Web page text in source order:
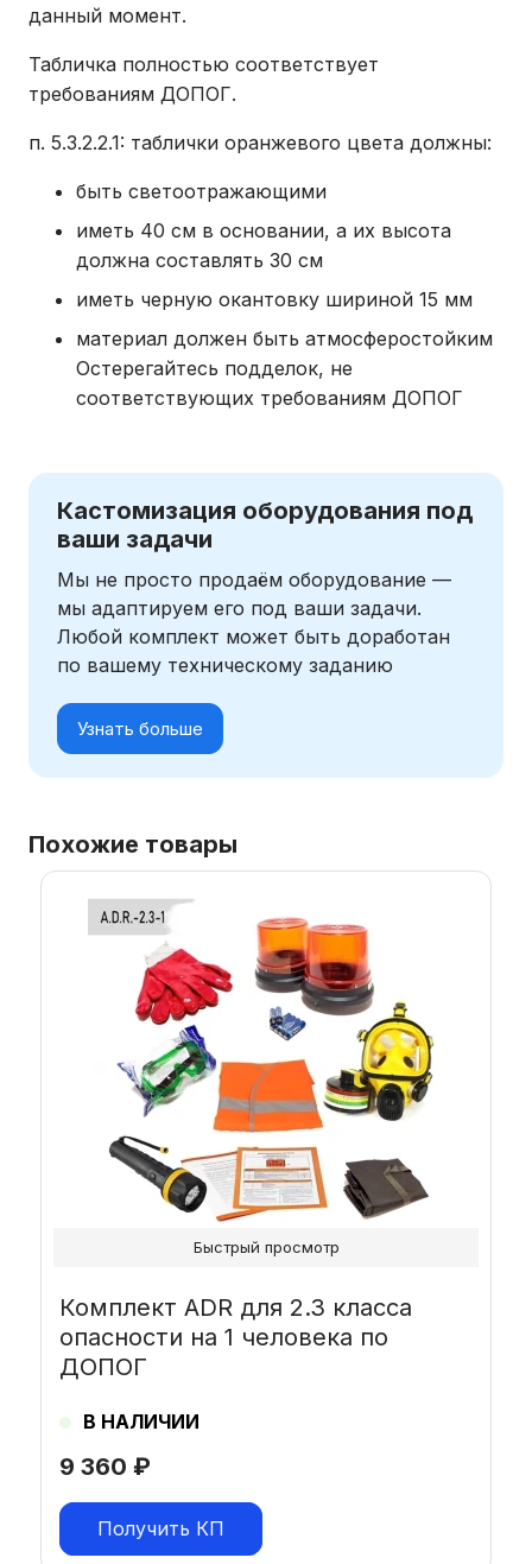
данный момент.
Табличка полностью соответствует
требованиям ДОПОГ.
п. 5.3.2.2.1: таблички оранжевого цвета должны:
быть светоотражающими
иметь 40 см в основании, а их высота
должна составлять 30 см
иметь черную окантовку шириной 15 мм
материал должен быть атмосферостойким
Остерегайтесь подделок, не
соответствующих требованиям ДОПОГ
Кастомизация оборудования под
ваши задачи
Мы не просто продаём оборудование —
мы адаптируем его под ваши задачи.
Любой комплект может быть доработан
по вашему техническому заданию
Узнать больше
Похожие товары
9 360 ₽
Комплект ADR для 2.3 класса
опасности на 1 человека по
ДОПОГ
В НАЛИЧИИ
Получить КП
Быстрый просмотр